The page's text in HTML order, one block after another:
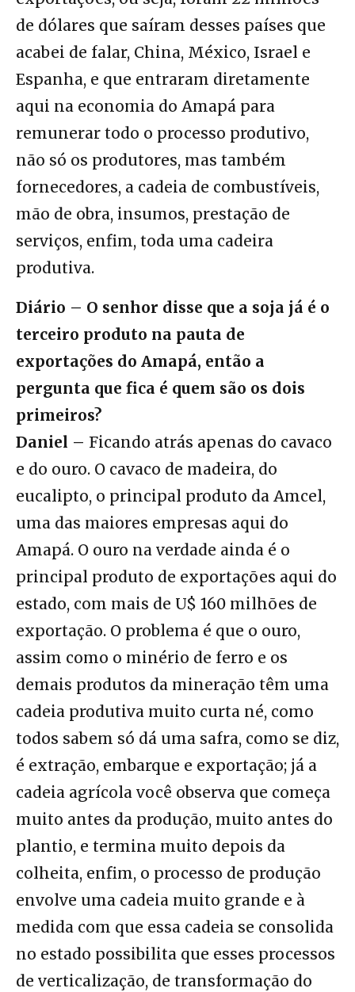
de dólares que saíram desses países que
acabei de falar, China, México, Israel e
Espanha, e que entraram diretamente
aqui na economia do Amapá para
remunerar todo o processo produtivo,
não só os produtores, mas também
fornecedores, a cadeia de combustíveis,
mão de obra, insumos, prestação de
serviços, enfim, toda uma cadeira
produtiva.
Diário – O senhor disse que a soja já é o
terceiro produto na pauta de
exportações do Amapá, então a
pergunta que fica é quem são os dois
primeiros?
Daniel – Ficando atrás apenas do cavaco
e do ouro. O cavaco de madeira, do
eucalipto, o principal produto da Amcel,
uma das maiores empresas aqui do
Amapá. O ouro na verdade ainda é o
principal produto de exportações aqui do
estado, com mais de U$ 160 milhões de
exportação. O problema é que o ouro,
assim como o minério de ferro e os
demais produtos da mineração têm uma
cadeia produtiva muito curta né, como
todos sabem só dá uma safra, como se diz,
é extração, embarque e exportação; já a
cadeia agrícola você observa que começa
muito antes da produção, muito antes do
plantio, e termina muito depois da
colheita, enfim, o processo de produção
envolve uma cadeia muito grande e à
medida com que essa cadeia se consolida
no estado possibilita que esses processos
de verticalização, de transformação do